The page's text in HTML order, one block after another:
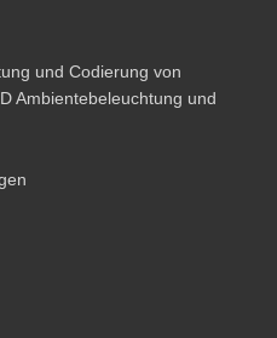
und Codierung von
Ambientebeleuchtung und